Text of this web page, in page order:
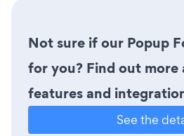
Not sure if our Popup
for you? Find out more
features and
See the